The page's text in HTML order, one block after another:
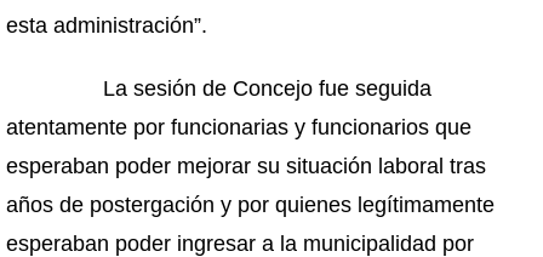
esta administración”.
La sesión de Concejo fue seguida
atentamente por funcionarias y funcionarios que
esperaban poder mejorar su situación laboral tras
años de postergación y por quienes legítimamente
esperaban poder ingresar a la municipalidad por